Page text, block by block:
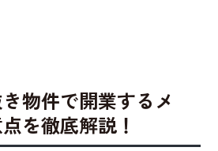
物件で開業するメ
を徹底解説！